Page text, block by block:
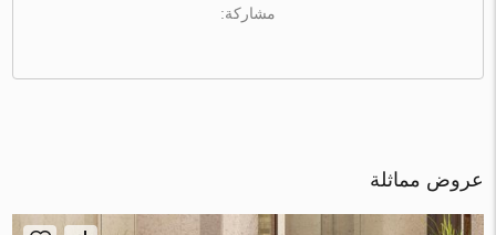
مشاركة:
عروض مماثلة